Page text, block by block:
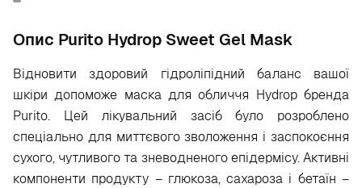
Опис Purito Hydrop Sweet Gel Mask
Відновити здоровий гідроліпідний баланс вашої
шкіри допоможе маска для обличчя Hydrop бренда
Purito. Цей лікувальний засіб було розроблено
спеціально для миттєвого зволоження і заспокоєння
сухого, чутливого та зневодненого епідермісу. Активні
компоненти продукту – глюкоза, сахароза і бетаїн –